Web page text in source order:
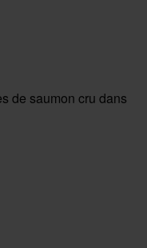
de saumon cru dans